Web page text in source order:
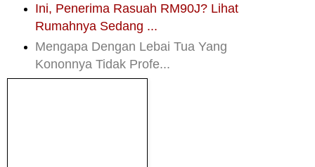
Ini, Penerima Rasuah RM90J? Lihat
Rumahnya Sedang ...
Mengapa Dengan Lebai Tua Yang
Kononnya Tidak Profe...